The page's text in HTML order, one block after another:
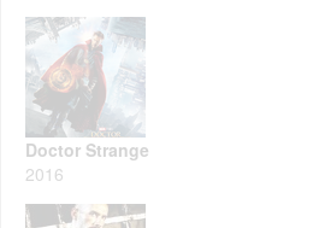
Doctor Strange
2016